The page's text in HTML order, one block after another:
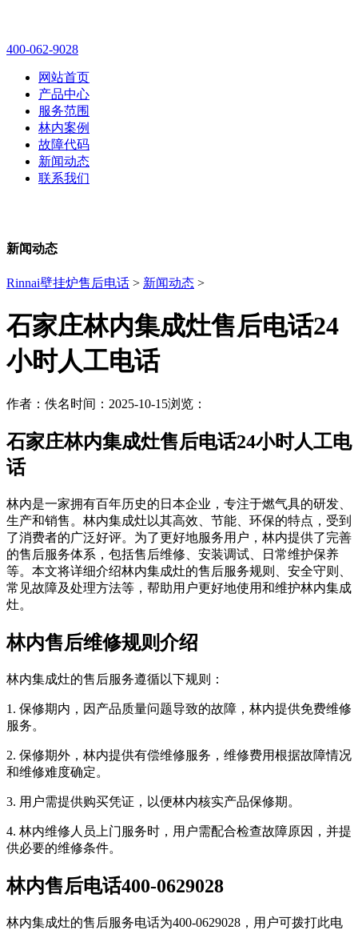
400-062-9028
网站首页
产品中心
服务范围
林内案例
故障代码
新闻动态
联系我们
新闻动态
Rinnai壁挂炉售后电话 > 新闻动态 >
石家庄林内集成灶售后电话24
小时人工电话
作者：佚名时间：2025-10-15浏览：
石家庄林内集成灶售后电话24小时人工电
话
林内是一家拥有百年历史的日本企业，专注于燃气具的研发、
生产和销售。林内集成灶以其高效、节能、环保的特点，受到
了消费者的广泛好评。为了更好地服务用户，林内提供了完善
的售后服务体系，包括售后维修、安装调试、日常维护保养
等。本文将详细介绍林内集成灶的售后服务规则、安全守则、
常见故障及处理方法等，帮助用户更好地使用和维护林内集成
灶。
林内售后维修规则介绍
林内集成灶的售后服务遵循以下规则：
1. 保修期内，因产品质量问题导致的故障，林内提供免费维修
服务。
2. 保修期外，林内提供有偿维修服务，维修费用根据故障情况
和维修难度确定。
3. 用户需提供购买凭证，以便林内核实产品保修期。
4. 林内维修人员上门服务时，用户需配合检查故障原因，并提
供必要的维修条件。
林内售后电话400-0629028
林内集成灶的售后服务电话为400-0629028，用户可拨打此电